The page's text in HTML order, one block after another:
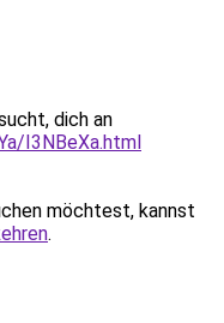
dich an
I3NBeXa.html
möchtest, kannst
.